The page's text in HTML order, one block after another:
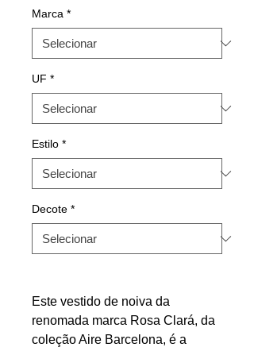
Marca *
UF *
Estilo *
Decote *
Este vestido de noiva da
renomada marca Rosa Clará, da
coleção Aire Barcelona, é a